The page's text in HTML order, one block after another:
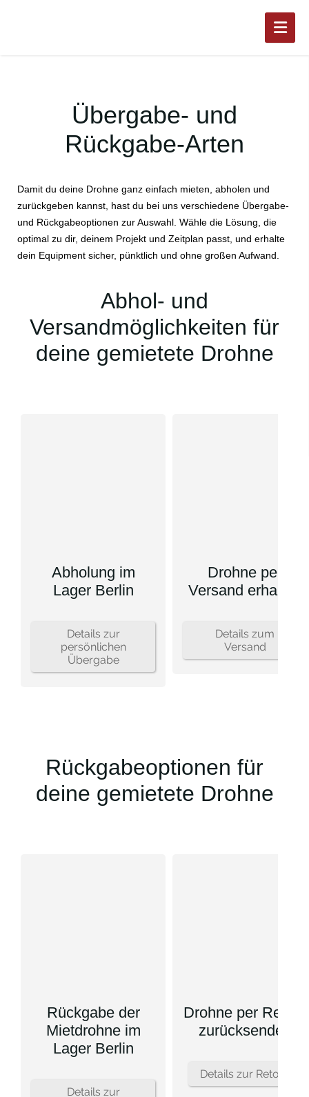
Übergabe- und
Rückgabe-Arten
Damit du deine Drohne ganz einfach mieten, abholen und
zurückgeben kannst, hast du bei uns verschiedene Übergabe-
und Rückgabeoptionen zur Auswahl. Wähle die Lösung, die
optimal zu dir, deinem Projekt und Zeitplan passt, und erhalte
dein Equipment sicher, pünktlich und ohne großen Aufwand.
Abhol- und
Versandmöglichkeiten für
deine gemietete Drohne
Abholung im
Lager Berlin
Details zur
persönlichen
Übergabe
Drohne per
Versand erhalten
Details zum
Versand
Rückgabeoptionen für
deine gemietete Drohne
Rückgabe der
Mietdrohne im
Lager Berlin
Details zur
Drohne per Retour
zurücksenden
Details zur Retour